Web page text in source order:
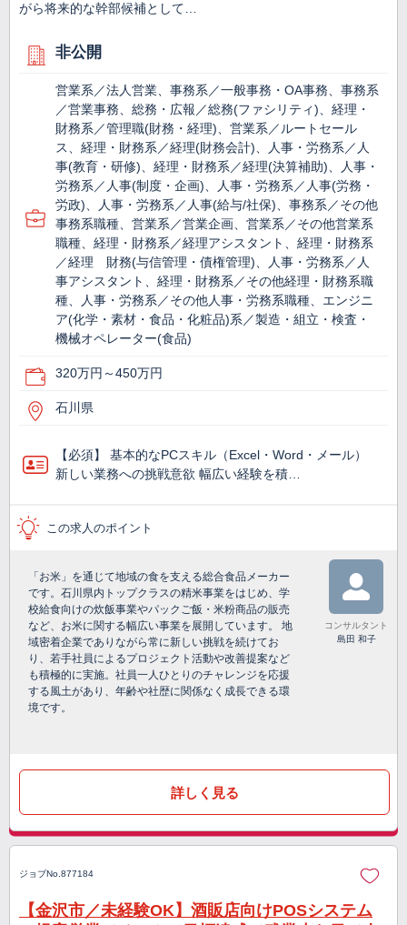
がら将来的な幹部候補として…
非公開
営業系／法人営業、事務系／一般事務・OA事務、事務系
／営業事務、総務・広報／総務(ファシリティ)、経理・
財務系／管理職(財務・経理)、営業系／ルートセール
ス、経理・財務系／経理(財務会計)、人事・労務系／人
事(教育・研修)、経理・財務系／経理(決算補助)、人事・
労務系／人事(制度・企画)、人事・労務系／人事(労務・
労政)、人事・労務系／人事(給与/社保)、事務系／その他
事務系職種、営業系／営業企画、営業系／その他営業系
職種、経理・財務系／経理アシスタント、経理・財務系
／経理 財務(与信管理・債権管理)、人事・労務系／人
事アシスタント、経理・財務系／その他経理・財務系職
種、人事・労務系／その他人事・労務系職種、エンジニ
ア(化学・素材・食品・化粧品)系／製造・組立・検査・
機械オペレーター(食品)
320万円～450万円
石川県
【必須】 基本的なPCスキル（Excel・Word・メール）
新しい業務への挑戦意欲 幅広い経験を積…
この求人のポイント
「お米」を通じて地域の食を支える総合食品メーカー
です。石川県内トップクラスの精米事業をはじめ、学
校給食向けの炊飯事業やパックご飯・米粉商品の販売
など、お米に関する幅広い事業を展開しています。 地
域密着企業でありながら常に新しい挑戦を続けてお
り、若手社員によるプロジェクト活動や改善提案など
も積極的に実施。社員一人ひとりのチャレンジを応援
する風土があり、年齢や社歴に関係なく成長できる環
境です。
コンサルタント
島田 和子
詳しく見る
ジョブNo.877184
【金沢市／未経験OK】酒販店向けPOSシステム